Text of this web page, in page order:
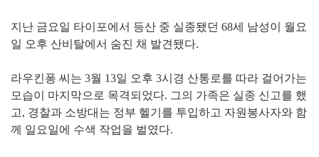
지난 금요일 타이포에서 등산 중 실종됐던 68세 남성이 월요
일 오후 산비탈에서 숨진 채 발견됐다.
라우킨퐁 씨는 3월 13일 오후 3시경 산통로를 따라 걸어가는
모습이 마지막으로 목격되었다. 그의 가족은 실종 신고를 했
고, 경찰과 소방대는 정부 헬기를 투입하고 자원봉사자와 함
께 일요일에 수색 작업을 벌였다.